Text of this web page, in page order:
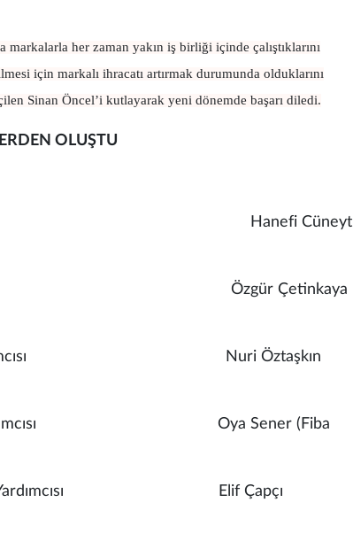
her zaman yakın iş birliği içinde çalıştıklarını
için markalı ihracatı artırmak durumunda olduklarını
Sinan Öncel’i kutlayarak yeni dönemde başarı diledi.
OLUŞTU
Hanefi Cüneyt
Özgür Çetinkaya
Nuri Öztaşkın
Yardımcısı
Oya Sener (Fiba
Yardımcısı
Elif Çapçı